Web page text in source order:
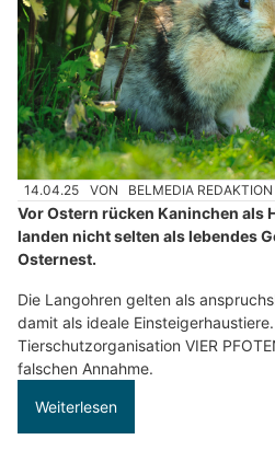
14.04.25 VON BELMEDIA REDAKTION
Vor Ostern rücken Kaninchen als
landen nicht selten als lebendes
Osternest.
Die Langohren gelten als
damit als ideale
Tierschutzorganisation VIER
falschen Annahme.
Weiterlesen